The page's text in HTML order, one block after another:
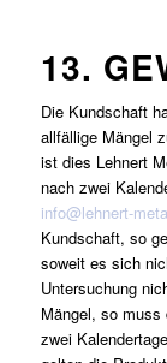
13.
Die Kundschaft
allfällige Mängel
ist dies Lehnert
nach zwei
info@lehnert-
Kundschaft, so
soweit es sich
Untersuchung
Mängel, so muss
zwei